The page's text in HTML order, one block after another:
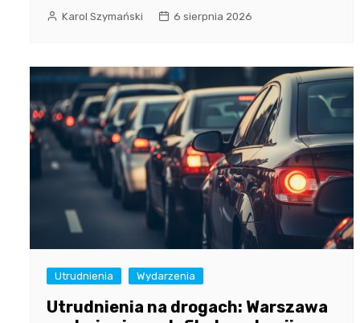
Karol Szymański 6 sierpnia 2026
Utrudnienia Wydarzenia
Utrudnienia na drogach: Warszawa